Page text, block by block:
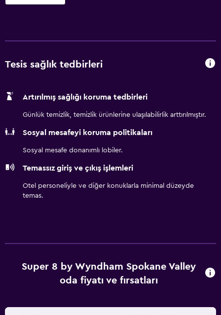
Tesis sağlık tedbirleri
Artırılmış sağlığı koruma tedbirleri
Günlük temizlik, temizlik ürünlerine ulaşılabilirlik arttırılmıştır.
Sosyal mesafeyi koruma politikaları
Sosyal mesafe donanımlı lobiler.
Temassız giriş ve çıkış işlemleri
Otel personeliyle ve diğer konuklarla minimal düzeyde
temas.
Super 8 by Wyndham Spokane Valley
oda fiyatı ve fırsatları